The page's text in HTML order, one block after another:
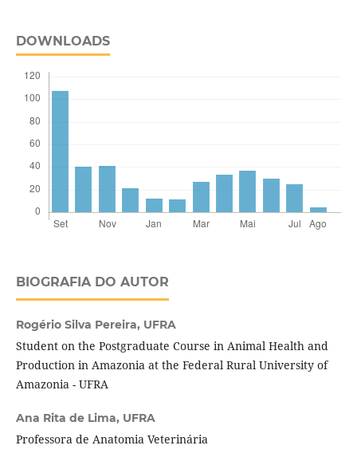
DOWNLOADS
BIOGRAFIA DO AUTOR
Rogério Silva Pereira, UFRA
Student on the Postgraduate Course in Animal Health and
Production in Amazonia at the Federal Rural University of
Amazonia - UFRA
Ana Rita de Lima, UFRA
Professora de Anatomia Veterinária